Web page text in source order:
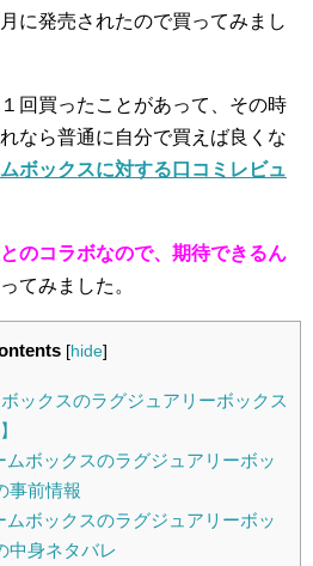
に発売されたので買ってみまし
回買ったことがあって、その時
なら普通に自分で買えば良くな
ボックスに対する口コミレビュ
のコラボなので、期待できるん
てみました。
[hide]
ックスのラグジュアリーボックス
ムボックスのラグジュアリーボッ
事前情報
ムボックスのラグジュアリーボッ
中身ネタバレ